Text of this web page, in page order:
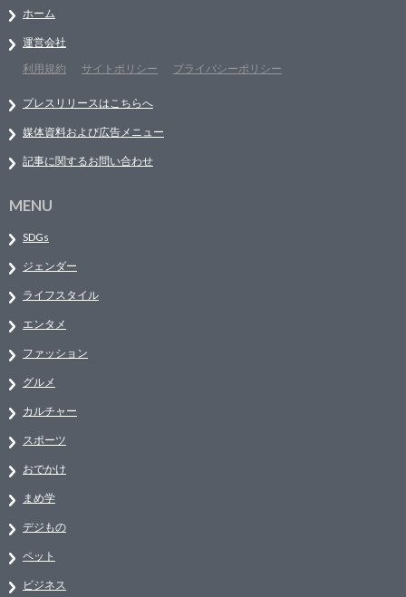
ホーム
運営会社
利用規約
サイトポリシー プライバシーポリシー
プレスリリースはこちらへ
媒体資料および広告メニュー
記事に関するお問い合わせ
MENU
SDGs
ジェンダー
ライフスタイル
エンタメ
ファッション
グルメ
カルチャー
スポーツ
おでかけ
まめ学
デジもの
ペット
ビジネス